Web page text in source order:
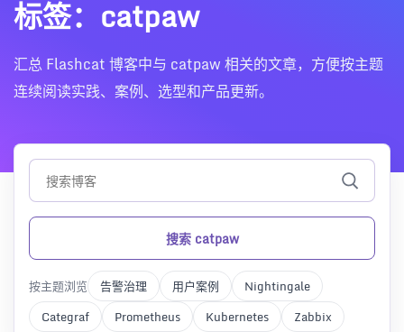
标签：catpaw
汇总 Flashcat 博客中与 catpaw 相关的文章，方便按主题
连续阅读实践、案例、选型和产品更新。
搜索 catpaw
按主题浏览 告警治理 用户案例
Nightingale
Categraf
Prometheus Kubernetes Zabbix